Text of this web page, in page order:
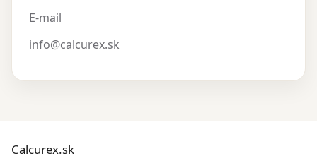
E-mail
info@calcurex.sk
Calcurex.sk